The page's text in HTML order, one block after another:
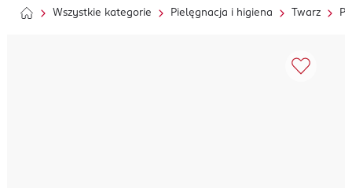
Wszystkie kategorie Pielęgnacja i higiena Twarz